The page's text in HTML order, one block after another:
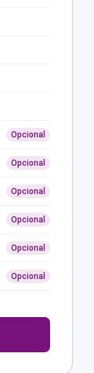
Opcional
Opcional
Opcional
Opcional
Opcional
Opcional